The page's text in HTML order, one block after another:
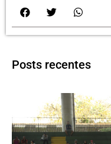
Posts recentes